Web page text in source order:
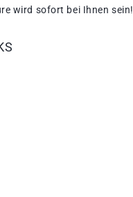
wird sofort bei Ihnen sein!